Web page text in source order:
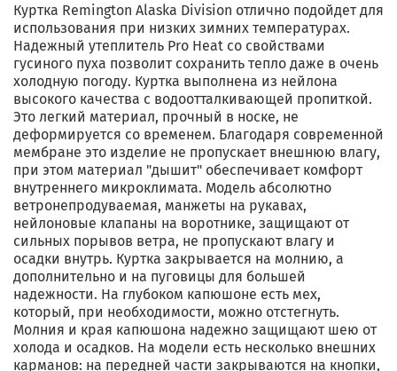
Куртка Remington Alaska Division отлично подойдет для
использования при низких зимних температурах.
Надежный утеплитель Pro Heat со свойствами
гусиного пуха позволит сохранить тепло даже в очень
холодную погоду. Куртка выполнена из нейлона
высокого качества с водоотталкивающей пропиткой.
Это легкий материал, прочный в носке, не
деформируется со временем. Благодаря современной
мембране это изделие не пропускает внешнюю влагу,
при этом материал "дышит" обеспечивает комфорт
внутреннего микроклимата. Модель абсолютно
ветронепродуваемая, манжеты на рукавах,
нейлоновые клапаны на воротнике, защищают от
сильных порывов ветра, не пропускают влагу и
осадки внутрь. Куртка закрывается на молнию, а
дополнительно и на пуговицы для большей
надежности. На глубоком капюшоне есть мех,
который, при необходимости, можно отстегнуть.
Молния и края капюшона надежно защищают шею от
холода и осадков. На модели есть несколько внешних
карманов: на передней части закрываются на кнопки,